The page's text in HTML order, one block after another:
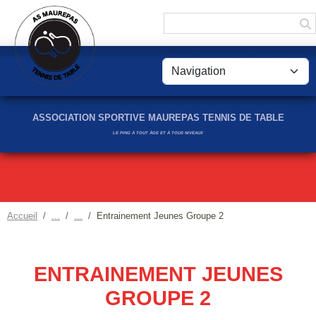
ASSOCIATION SPORTIVE MAUREPAS TENNIS DE TABLE
LE PING À TOUT ÂGE ET À TOUS NIVEAUX
Accueil Entrainement Jeunes Groupe 2
ENTRAINEMENT JEUNES
GROUPE 2
Panneau de gestion des cookies